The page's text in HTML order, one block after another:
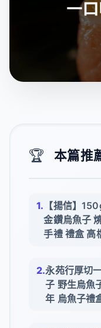
🏆 本篇推
【揚信】
金鑽烏魚子
手禮 禮盒 高
永苑行厚切
子 野生烏魚
年 烏魚子禮